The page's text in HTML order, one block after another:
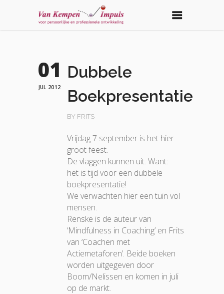
01
JUL 2012
Dubbele
Boekpresentatie
BY FRITS
Vrijdag 7 september is het hier
groot feest.
De vlaggen kunnen uit. Want:
het is tijd voor een dubbele
boekpresentatie!
We verwachten hier een tuin vol
mensen.
Renske is de auteur van
‘Mindfulness in Coaching’ en Frits
van ‘Coachen met
Actiemetaforen’. Beide boeken
worden uitgegeven door
Boom/Nelissen en komen in juli
op de markt.